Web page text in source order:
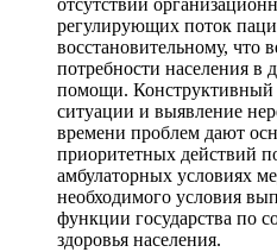
отсутствии
регулирующих поток
восстановительному, что
потребности населения в
помощи. Конструктивный
ситуации и выявление
времени проблем дают
приоритетных действий
амбулаторных условиях
необходимого условия
функции государства по
здоровья населения.